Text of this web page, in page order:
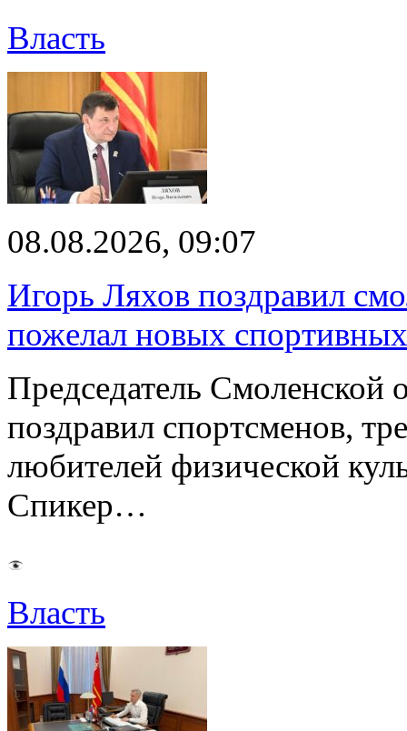
Власть
08.08.2026, 09:07
Игорь Ляхов поздравил
пожелал новых
Председатель
поздравил спортсменов,
любителей физической
Спикер…
Власть